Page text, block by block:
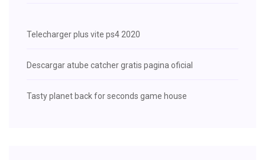
Telecharger plus vite ps4 2020
Descargar atube catcher gratis pagina oficial
Tasty planet back for seconds game house